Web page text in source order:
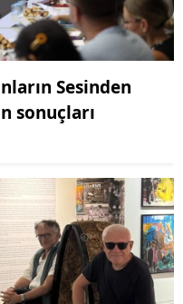
Sesinden
sonuçları